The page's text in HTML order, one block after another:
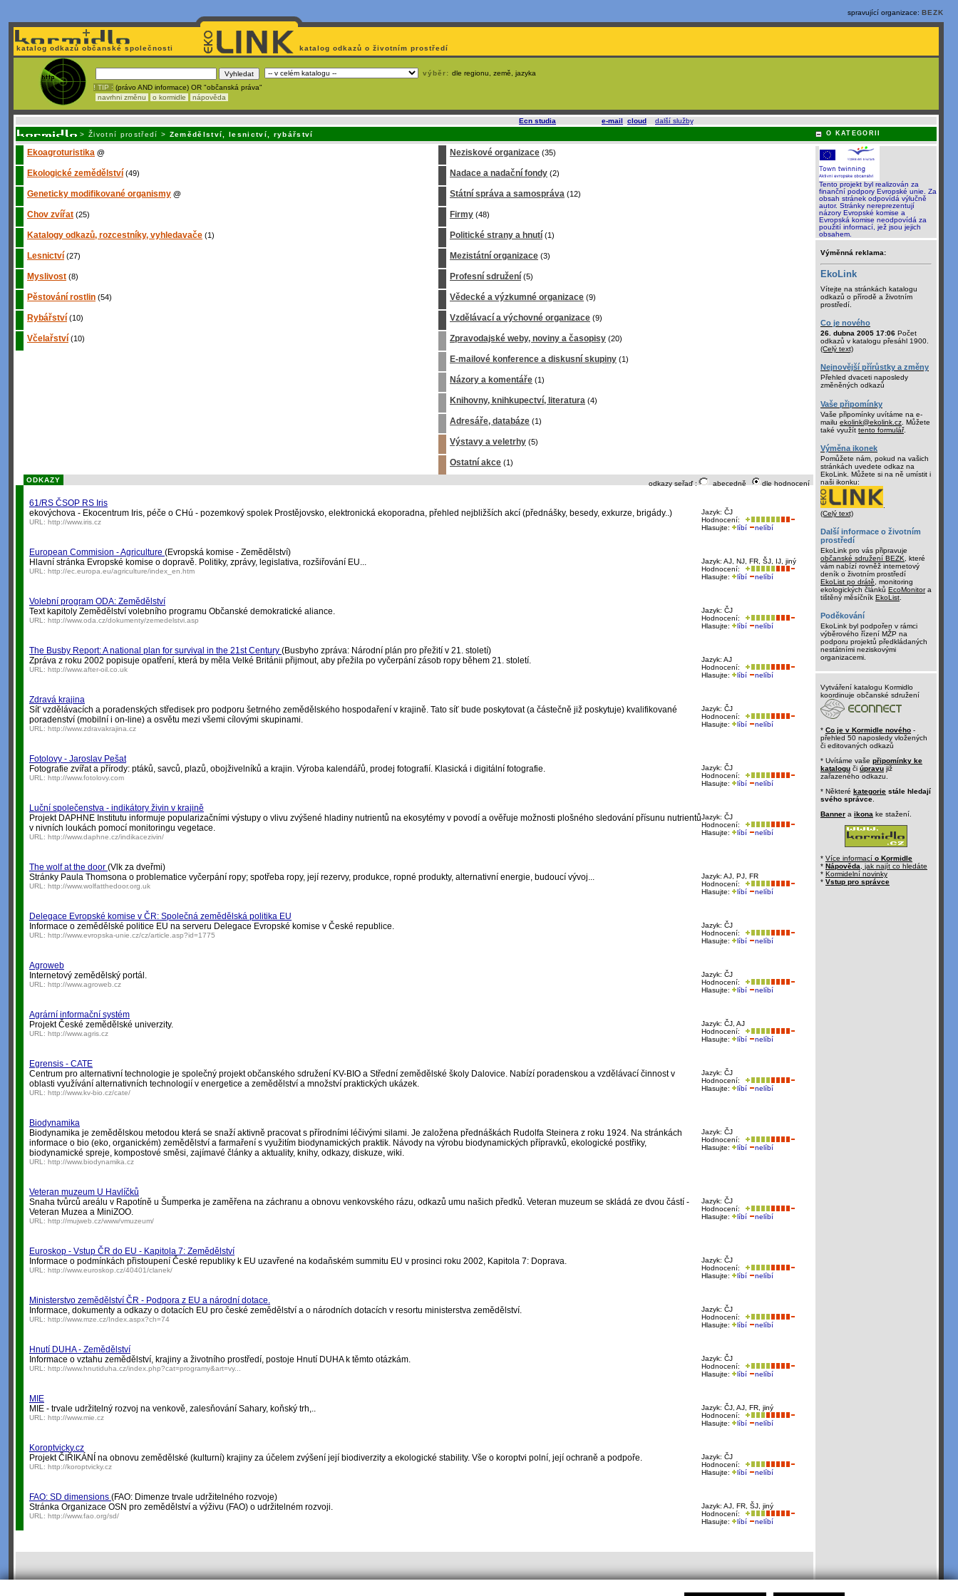
spravující organizace: BEZK
katalog odkazů občanské společnosti katalog odkazů o životním prostředí
výběr: dle regionu, země, jazyka
! TIP : (právo AND informace) OR "občanská práva"
navrhni změnu
o kormidle nápověda
Ecn studia e-mail cloud další služby.
O KATEGORII
> Životní prostředí > Zemědělství, lesnictví, rybářství
Ekoagroturistika @
Ekologické zemědělství (49)
Geneticky modifikované organismy @
Chov zvířat (25)
Katalogy odkazů, rozcestníky, vyhledavače (1)
Lesnictví (27)
Myslivost (8)
Pěstování rostlin (54)
Rybářství (10)
Včelařství (10)
Neziskové organizace (35)
Nadace a nadační fondy (2)
Státní správa a samospráva (12)
Firmy (48)
Politické strany a hnutí (1)
Mezistátní organizace (3)
Profesní sdružení (5)
Vědecké a výzkumné organizace (9)
Vzdělávací a výchovné organizace (9)
Zpravodajské weby, noviny a časopisy (20)
E-mailové konference a diskusní skupiny (1)
Názory a komentáře (1)
Knihovny, knihkupectví, literatura (4)
Adresáře, databáze (1)
Výstavy a veletrhy (5)
Ostatní akce (1)
odkazy seřaď : abecedně dle hodnocení
ODKAZY
61/RS ČSOP RS Iris
Jazyk: ČJ
Hodnocení:
Hlasujte:
líbí nelíbí
ekovýchova - Ekocentrum Iris, péče o CHú - pozemkový spolek Prostějovsko, elektronická ekoporadna, přehled nejbližších akcí (přednášky, besedy, exkurze, brigády..)
URL: http://www.iris.cz
European Commision - Agriculture (Evropská komise - Zemědělství)
Jazyk: AJ, NJ, FR, ŠJ, IJ, jiný
Hodnocení:
Hlasujte:
líbí nelíbí
Hlavní stránka Evropské komise o dopravě. Politiky, zprávy, legislativa, rozšiřování EU...
URL: http://ec.europa.eu/agriculture/index_en.htm
Volební program ODA: Zemědělství
Jazyk: ČJ
Hodnocení:
Hlasujte:
líbí nelíbí
Text kapitoly Zemědělství volebního programu Občanské demokratické aliance.
URL: http://www.oda.cz/dokumenty/zemedelstvi.asp
The Busby Report: A national plan for survival in the 21st Century (Busbyho zpráva: Národní plán pro přežití v 21. století)
Jazyk: AJ
Hodnocení:
Hlasujte:
líbí nelíbí
Zpráva z roku 2002 popisuje opatření, která by měla Velké Británii přijmout, aby přežila po vyčerpání zásob ropy během 21. století.
URL: http://www.after-oil.co.uk
Zdravá krajina
Jazyk: ČJ
Hodnocení:
Hlasujte:
líbí nelíbí
Síť vzdělávacích a poradenských středisek pro podporu šetrného zemědělského hospodaření v krajině. Tato síť bude poskytovat (a částečně již poskytuje) kvalifikované
poradenství (mobilní i on-line) a osvětu mezi všemi cílovými skupinami.
URL: http://www.zdravakrajina.cz
Fotolovy - Jaroslav Pešat
Jazyk: ČJ
Hodnocení:
Hlasujte:
líbí nelíbí
Fotografie zvířat a přírody: ptáků, savců, plazů, obojživelníků a krajin. Výroba kalendářů, prodej fotografií. Klasická i digitální fotografie.
URL: http://www.fotolovy.com
Luční společenstva - indikátory živin v krajině
Jazyk: ČJ
Hodnocení:
Hlasujte:
líbí nelíbí
Projekt DAPHNE Institutu informuje popularizačními výstupy o vlivu zvýšené hladiny nutrientů na ekosytémy v povodí a ověřuje možnosti plošného sledování přísunu nutrientů
v nivních loukách pomocí monitoringu vegetace.
URL: http://www.daphne.cz/indikacezivin/
The wolf at the door (Vlk za dveřmi)
Jazyk: AJ, PJ, FR
Hodnocení:
Hlasujte:
líbí nelíbí
Stránky Paula Thomsona o problematice vyčerpání ropy; spotřeba ropy, její rezervy, produkce, ropné produkty, alternativní energie, budoucí vývoj...
URL: http://www.wolfatthedoor.org.uk
Delegace Evropské komise v ČR: Společná zemědělská politika EU
Jazyk: ČJ
Hodnocení:
Hlasujte:
líbí nelíbí
Informace o zemědělské politice EU na serveru Delegace Evropské komise v České republice.
URL: http://www.evropska-unie.cz/cz/article.asp?id=1775
Agroweb
Jazyk: ČJ
Hodnocení:
Hlasujte:
líbí nelíbí
Internetový zemědělský portál.
URL: http://www.agroweb.cz
Agrární informační systém
Jazyk: ČJ, AJ
Hodnocení:
Hlasujte:
líbí nelíbí
Projekt České zemědělské univerzity.
URL: http://www.agris.cz
Egrensis - CATE
Jazyk: ČJ
Hodnocení:
Hlasujte:
líbí nelíbí
Centrum pro alternativní technologie je společný projekt občanského sdružení KV-BIO a Střední zemědělské školy Dalovice. Nabízí poradenskou a vzdělávací činnost v
oblasti využívání alternativních technologií v energetice a zemědělství a množství praktických ukázek.
URL: http://www.kv-bio.cz/cate/
Biodynamika
Jazyk: ČJ
Hodnocení:
Hlasujte:
líbí nelíbí
Biodynamika je zemědělskou metodou která se snaží aktivně pracovat s přírodními léčivými silami. Je založena přednáškách Rudolfa Steinera z roku 1924. Na stránkách
informace o bio (eko, organickém) zemědělství a farmaření s využitím biodynamických praktik. Návody na výrobu biodynamických přípravků, ekologické postřiky,
biodynamické spreje, kompostové směsi, zajímavé články a aktuality, knihy, odkazy, diskuze, wiki.
URL: http://www.biodynamika.cz
Veteran muzeum U Havlíčků
Jazyk: ČJ
Hodnocení:
Hlasujte:
líbí nelíbí
Snaha tvůrců areálu v Rapotíně u Šumperka je zaměřena na záchranu a obnovu venkovského rázu, odkazů umu našich předků. Veteran muzeum se skládá ze dvou částí -
Veteran Muzea a MiniZOO.
URL: http://mujweb.cz/www/vmuzeum/
Euroskop - Vstup ČR do EU - Kapitola 7: Zemědělství
Jazyk: ČJ
Hodnocení:
Hlasujte:
líbí nelíbí
Informace o podmínkách přistoupení České republiky k EU uzavřené na kodaňském summitu EU v prosinci roku 2002, Kapitola 7: Doprava.
URL: http://www.euroskop.cz/40401/clanek/
Ministerstvo zemědělství ČR - Podpora z EU a národní dotace.
Jazyk: ČJ
Hodnocení:
Hlasujte:
líbí nelíbí
Informace, dokumenty a odkazy o dotacích EU pro české zemědělství a o národních dotacích v resortu ministerstva zemědělství.
URL: http://www.mze.cz/Index.aspx?ch=74
Hnutí DUHA - Zemědělství
Jazyk: ČJ
Hodnocení:
Hlasujte:
líbí nelíbí
Informace o vztahu zemědělství, krajiny a životního prostředí, postoje Hnutí DUHA k těmto otázkám.
URL: http://www.hnutiduha.cz/index.php?cat=programy&art=vy...
MIE
Jazyk: ČJ, AJ, FR, jiný
Hodnocení:
Hlasujte:
líbí nelíbí
MIE - trvale udržitelný rozvoj na venkově, zalesňování Sahary, koňský trh,..
URL: http://www.mie.cz
Koroptvicky.cz
Jazyk: ČJ
Hodnocení:
Hlasujte:
líbí nelíbí
Projekt ČIŘIKÁNÍ na obnovu zemědělské (kulturní) krajiny za účelem zvýšení její biodiverzity a ekologické stability. Vše o koroptvi polní, její ochraně a podpoře.
URL: http://koroptvicky.cz
FAO: SD dimensions (FAO: Dimenze trvale udržitelného rozvoje)
Jazyk: AJ, FR, ŠJ, jiný
Hodnocení:
Hlasujte:
líbí nelíbí
Stránka Organizace OSN pro zemědělství a výživu (FAO) o udržitelném rozvoji.
URL: http://www.fao.org/sd/
Tento projekt byl realizován za
finanční podpory Evropské unie. Za
obsah stránek odpovídá výlučně
autor. Stránky nereprezentují
názory Evropské komise a
Evropská komise neodpovídá za
použití informací, jež jsou jejich
obsahem.
Výměnná reklama:
EkoLink
Vítejte na stránkách katalogu
odkazů o přírodě a životním
prostředí.
Co je nového
26. dubna 2005 17:06 Počet
odkazů v katalogu přesáhl 1900.
(Celý text)
Nejnovější přírůstky a změny
Přehled dvaceti naposledy
změněných odkazů
Vaše připomínky
Vaše připomínky uvítáme na e-
mailu ekolink@ekolink.cz . Můžete
také využít tento formulář.
Výměna ikonek
Pomůžete nám, pokud na vašich
stránkách uvedete odkaz na
EkoLink. Můžete si na ně umístit i
naši ikonku:
(Celý text)
Další informace o životním
prostředí
EkoLink pro vás připravuje
občanské sdružení BEZK , které
vám nabízí rovněž internetový
deník o životním prostředí
EkoList po drátě , monitoring
ekologických článků EcoMonitora
tištěný měsíčník EkoList
Poděkování
EkoLink byl podpořen v rámci
výběrového řízení MŽP na
podporu projektů předkládaných
nestátními neziskovými
organizacemi.
Vytváření katalogu Kormidlo
koordinuje občanské sdružení
* Co je v Kormidle nového -
přehled 50 naposledy vložených
či editovaných odkazů
* Uvítáme vaše připomínky ke
katalogu či úpravu již
zařazeného odkazu.
* Některé kategorie stále hledají
svého správce
Banner a ikona ke stažení.
* Více informací o Kormidle
* Nápověda , jak najít co hledáte
* Kormidelní novinky
* Vstup pro správce